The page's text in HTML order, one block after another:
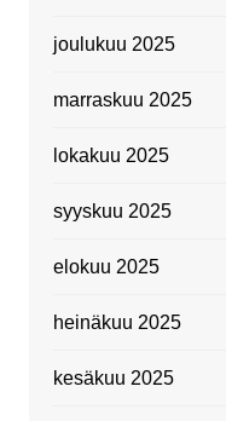
joulukuu 2025
marraskuu 2025
lokakuu 2025
syyskuu 2025
elokuu 2025
heinäkuu 2025
kesäkuu 2025